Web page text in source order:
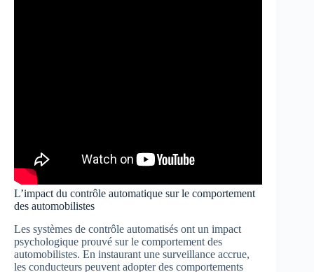
L’impact du contrôle automatique sur le comportement
des automobilistes
Les systèmes de contrôle automatisés ont un impact
psychologique prouvé sur le comportement des
automobilistes. En instaurant une surveillance accrue,
les conducteurs peuvent adopter des comportements